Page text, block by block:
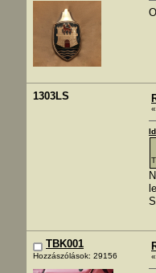
1303LS
«
TBK001
Hozzászólások: 29156 «